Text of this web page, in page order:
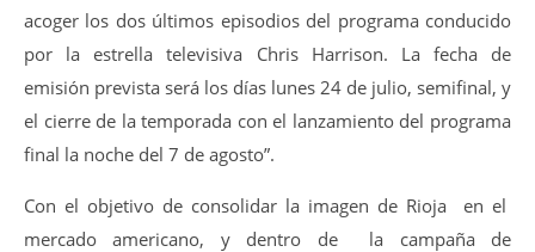
acoger los dos últimos episodios del programa conducido
por la estrella televisiva Chris Harrison. La fecha de
emisión prevista será los días lunes 24 de julio, semifinal, y
el cierre de la temporada con el lanzamiento del programa
final la noche del 7 de agosto”.
Con el objetivo de consolidar la imagen de Rioja en el
mercado americano, y dentro de la campaña de